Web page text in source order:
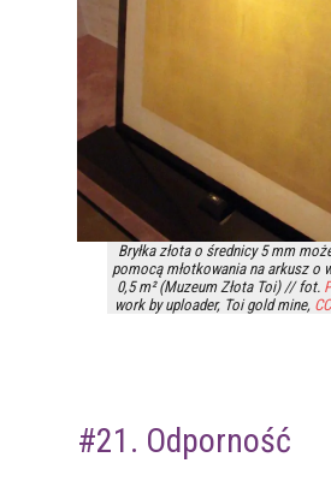
Bryłka złota o średnicy 5 mm
pomocą młotkowania na arkusz o
0,5 m² (Muzeum Złota Toi) // fot.
work by uploader, Toi gold mine,
#21. Odporność